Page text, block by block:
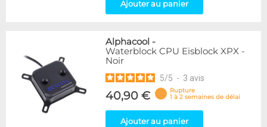
Ajouter au panier
Alphacool -
Waterblock CPU Eisblock XPX -
Noir
5/5 - 3 avis
40,90 €
Rupture
1 à 2 semaines de délai
Ajouter au panier